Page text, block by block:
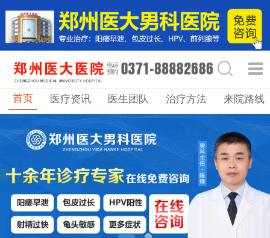
首页 医疗资讯 医生团队 治疗方法 来院路线